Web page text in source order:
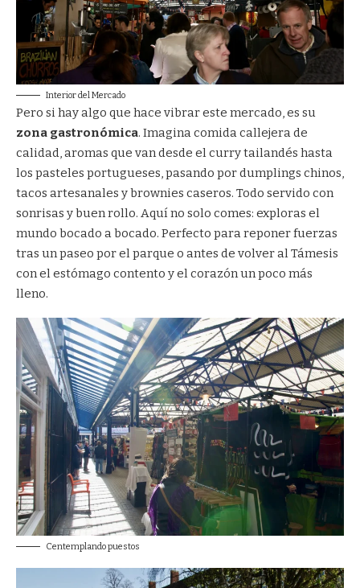
Interior del Mercado
Pero si hay algo que hace vibrar este mercado, es su
zona gastronómica. Imagina comida callejera de
calidad, aromas que van desde el curry tailandés hasta
los pasteles portugueses, pasando por dumplings chinos,
tacos artesanales y brownies caseros. Todo servido con
sonrisas y buen rollo. Aquí no solo comes: exploras el
mundo bocado a bocado. Perfecto para reponer fuerzas
tras un paseo por el parque o antes de volver al Támesis
con el estómago contento y el corazón un poco más
lleno.
Centemplando puestos